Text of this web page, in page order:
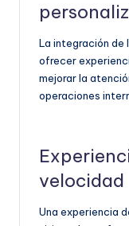
La integración
ofrecer
mejorar la
operaciones
velocidad
Una experiencia